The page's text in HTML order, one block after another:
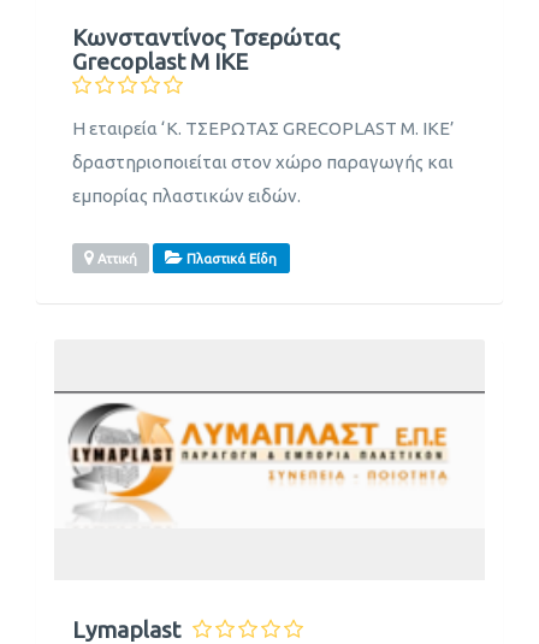
Κωνσταντίνος Τσερώτας
Grecoplast Μ ΙΚΕ
Η εταιρεία ‘Κ. ΤΣΕΡΩΤΑΣ GRECOPLAST Μ. ΙΚΕ’
δραστηριοποιείται στον χώρο παραγωγής και
εμπορίας πλαστικών ειδών.
Αττική Πλαστικά Είδη
Lymaplast